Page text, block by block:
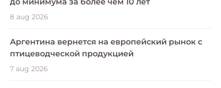
8 aug 2026
Аргентина вернется на европейский рынок с
птицеводческой продукцией
7 aug 2026